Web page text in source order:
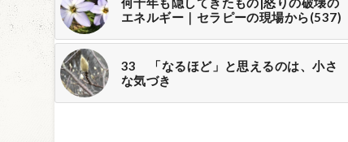
エネルギー｜セラピーの現場から(537)
33 「なるほど」と思えるのは、小さ
な気づき